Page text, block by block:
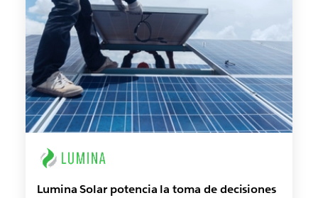
Lumina Solar potencia la toma de decisiones